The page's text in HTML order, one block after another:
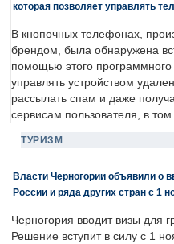
которая позволяет управлять
В кнопочных телефонах,
брендом, была обнаружена
помощью этого
управлять устройством
рассылать спам и даже
сервисам пользователя, в том
ТУРИЗМ
Власти Черногории объявили о
России и ряда других стран с 1
Черногория вводит визы для
Решение вступит в силу с 1